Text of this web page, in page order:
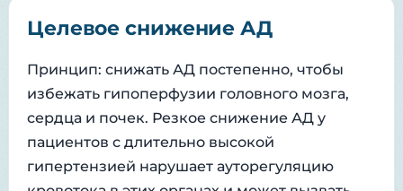
Целевое снижение АД
Принцип: снижать АД постепенно, чтобы
избежать гипоперфузии головного мозга,
сердца и почек. Резкое снижение АД у
пациентов с длительно высокой
гипертензией нарушает ауторегуляцию